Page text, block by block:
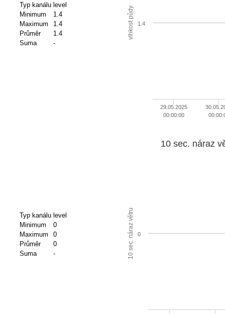
Typ kanálu level
Minimum
1.4
Maximum
1.4
Průměr
1.4
Suma
-
vlhkost půdy
29.05.2025
00:00:00
1.4
Typ kanálu level
Minimum
0
Maximum
0
Průměr
0
Suma
- 10 sec. náraz větru
10 sec. náraz
0